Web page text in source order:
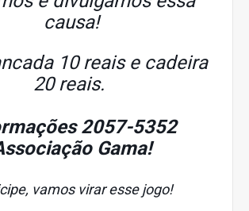
causa!
10 reais e cadeira
20 reais.
2057-5352
Gama!
vamos virar esse jogo!